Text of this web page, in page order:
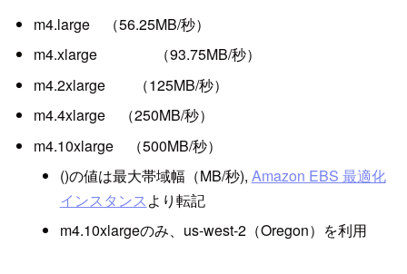
m4.large （56.25MB/秒）
m4.xlarge （93.75MB/秒）
m4.2xlarge （125MB/秒）
m4.4xlarge （250MB/秒）
m4.10xlarge （500MB/秒）
()の値は最大帯域幅（MB/秒), Amazon EBS 最適化
インスタンスより転記
m4.10xlargeのみ、us-west-2（Oregon）を利用